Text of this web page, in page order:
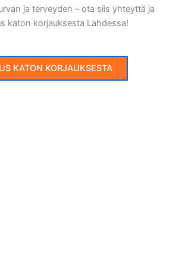
ja terveyden – ota siis yhteyttä ja
katon korjauksesta Lahdessa!
KATON KORJAUKSESTA